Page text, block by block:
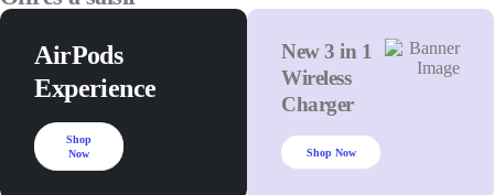
AirPods
Experience
Shop
Now
New 3 in 1
Wireless
Charger
Shop Now